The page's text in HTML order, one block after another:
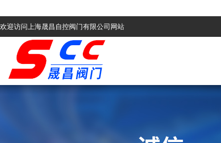
欢迎访问上海晟昌自控阀门有限公司网站